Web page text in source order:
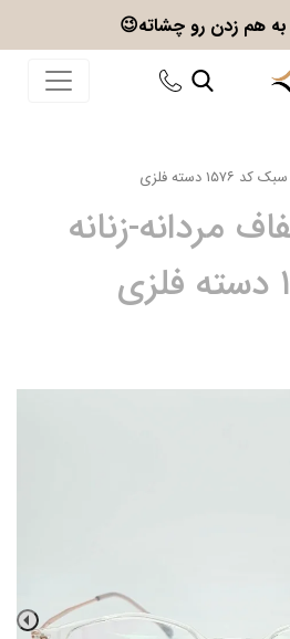
هم زدن رو چشاته😉
دسته فلزی
مردانه-زنانه